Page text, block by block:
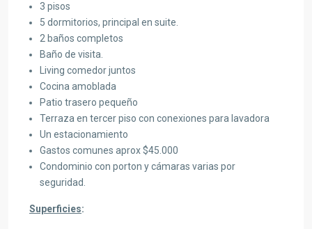
3 pisos
5 dormitorios, principal en suite.
2 baños completos
Baño de visita.
Living comedor juntos
Cocina amoblada
Patio trasero pequeño
Terraza en tercer piso con conexiones para lavadora
Un estacionamiento
Gastos comunes aprox $45.000
Condominio con porton y cámaras varias por
seguridad.
Superficies: